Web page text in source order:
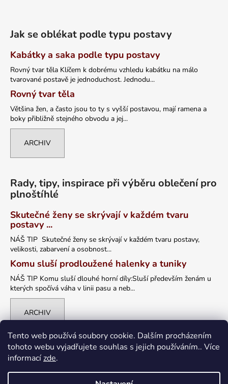
Tento web používá soubory cookie. Dalším procházením
tohoto webu vyjadřujete souhlas s jejich používáním.. Více
informacízde.
Jak se oblékat podle typu postavy
Kabátky a saka podle typu postavy
Rovný tvar těla Klíčem k dobrému vzhledu kabátku na málo
tvarované postavě je jednoduchost. Jednodu...
Rovný tvar těla
Většina žen, a často jsou to ty s vyšší postavou, mají ramena a
boky přibližně stejného obvodu a jej...
ARCHIV
Rady, tipy, inspirace při výběru oblečení pro
plnoštíhlé
Skutečné ženy se skrývají v každém tvaru
postavy ...
NÁŠ TIP Skutečné ženy se skrývají v každém tvaru postavy,
velikosti, zabarvení a osobnost...
Komu sluší prodloužené halenky a tuniky
NÁŠ TIP Komu sluší dlouhé horní díly:Sluší především ženám u
kterých spočívá váha v linii pasu a neb...
ARCHIV